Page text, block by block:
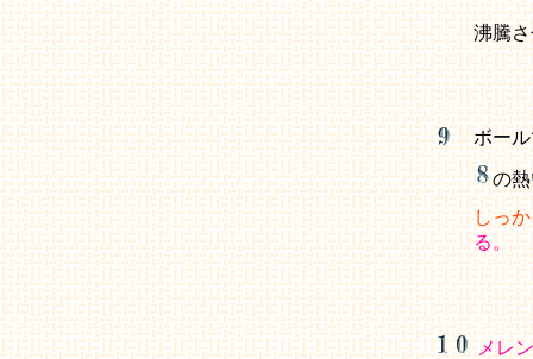
沸騰
ボー
の
しっ
る。
メレ